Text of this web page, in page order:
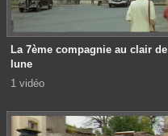
La 7ème compagnie au clair de
lune
1 vidéo